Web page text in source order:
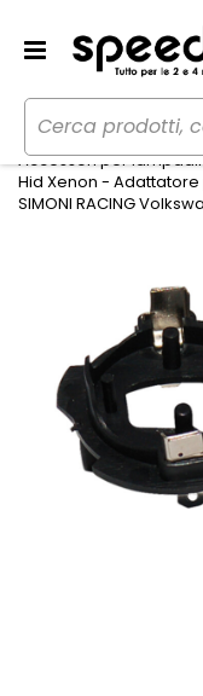
Home Auto
Accessori per
Hid Xenon -
SIMONI RACING